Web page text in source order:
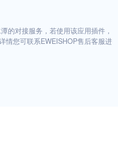
的对接服务，若使用该应用插件，
情您可联系EWEISHOP售后客服进